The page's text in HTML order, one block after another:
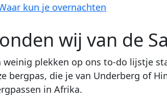
kun je overnachten
wij van de
weinig plekken op ons to-do lijstje
bergpas, die je van Underberg of
in Afrika.